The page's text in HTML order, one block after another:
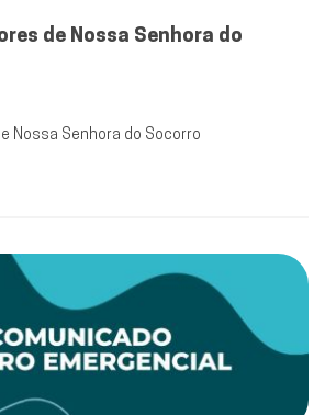
de Nossa Senhora do
Nossa Senhora do Socorro